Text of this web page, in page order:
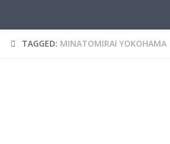
TAGGED: MINATOMIRAI YOKOHAMA